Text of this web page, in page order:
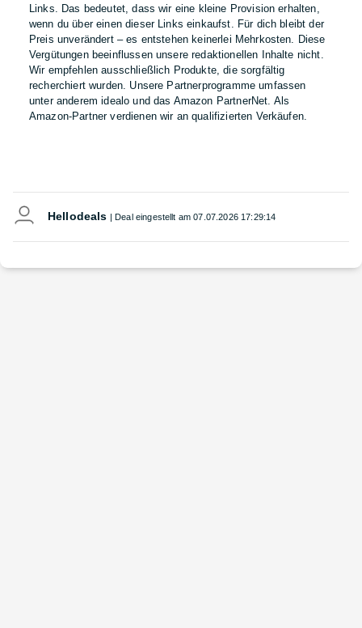
Links. Das bedeutet, dass wir eine kleine Provision erhalten,
wenn du über einen dieser Links einkaufst. Für dich bleibt der
Preis unverändert – es entstehen keinerlei Mehrkosten. Diese
Vergütungen beeinflussen unsere redaktionellen Inhalte nicht.
Wir empfehlen ausschließlich Produkte, die sorgfältig
recherchiert wurden. Unsere Partnerprogramme umfassen
unter anderem idealo und das Amazon PartnerNet. Als
Amazon-Partner verdienen wir an qualifizierten Verkäufen.
Hellodeals | Deal eingestellt am07.07.2026 17:29:14